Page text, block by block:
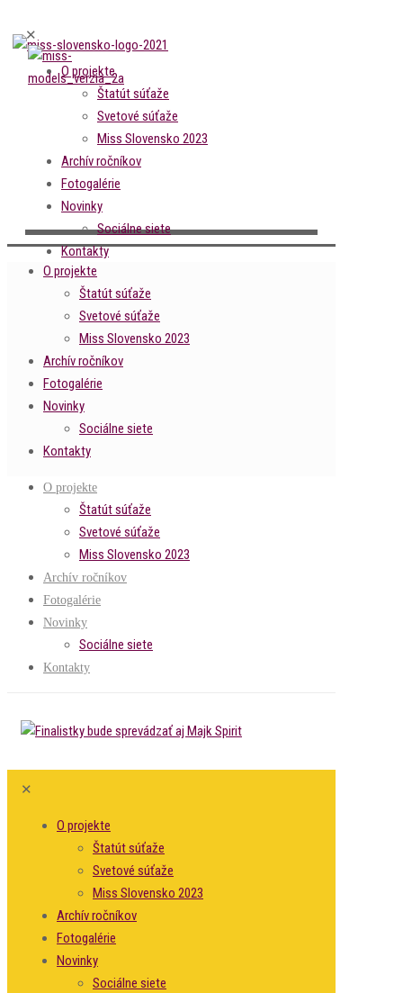
✕
O projekte
Štatút súťaže
Svetové súťaže
Miss Slovensko 2023
Archív ročníkov
Fotogalérie
Novinky
Sociálne siete
Kontakty
O projekte
Štatút súťaže
Svetové súťaže
Miss Slovensko 2023
Archív ročníkov
Fotogalérie
Novinky
Sociálne siete
Kontakty
O projekte
Štatút súťaže
Svetové súťaže
Miss Slovensko 2023
Archív ročníkov
Fotogalérie
Novinky
Sociálne siete
Kontakty
✕
O projekte
Štatút súťaže
Svetové súťaže
Miss Slovensko 2023
Archív ročníkov
Fotogalérie
Novinky
Sociálne siete